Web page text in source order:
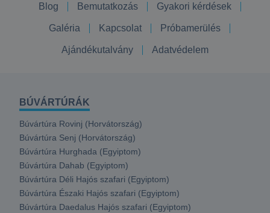
Blog Bemutatkozás Gyakori kérdések
Galéria Kapcsolat Próbamerülés
Ajándékutalvány Adatvédelem
BÚVÁRTÚRÁK
Búvártúra Rovinj (Horvátország)
Búvártúra Senj (Horvátország)
Búvártúra Hurghada (Egyiptom)
Búvártúra Dahab (Egyiptom)
Búvártúra Déli Hajós szafari (Egyiptom)
Búvártúra Északi Hajós szafari (Egyiptom)
Búvártúra Daedalus Hajós szafari (Egyiptom)